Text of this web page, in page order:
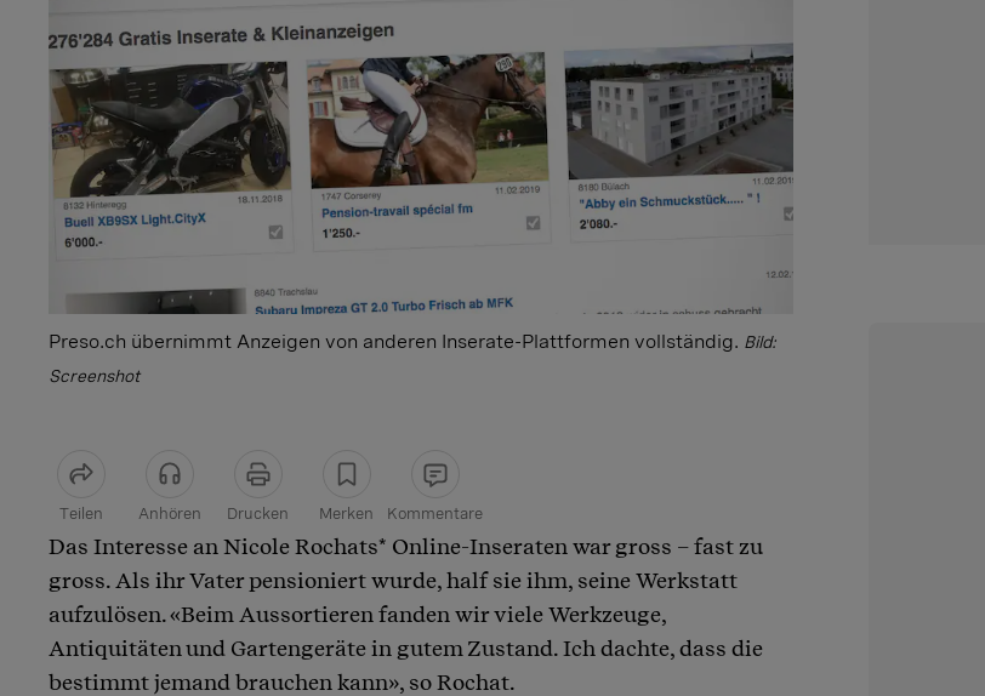
Preso.ch übernimmt Anzeigen von anderen Inserate-Plattformen vollständig. Bild:
Screenshot
Teilen Anhören Drucken Merken Kommentare
Artikel teilen
Das Interesse an Nicole Rochats* Online-Inseraten war gross – fast zu
gross. Als ihr Vater pensioniert wurde, half sie ihm, seine Werkstatt
aufzulösen. «Beim Aussortieren fanden wir viele Werkzeuge,
Antiquitäten und Gartengeräte in gutem Zustand. Ich dachte, dass die
bestimmt jemand brauchen kann», so Rochat.